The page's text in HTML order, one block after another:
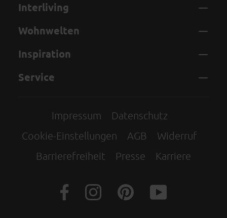
Interliving
Wohnwelten
Inspiration
Service
Impressum
Datenschutz
Cookie-Einstellungen
AGB
Widerruf
Barrierefreiheit
Presse Karriere